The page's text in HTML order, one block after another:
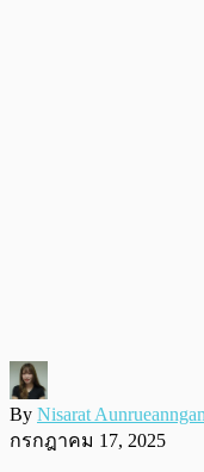
By Nisarat
กรกฎาคม 17, 2025